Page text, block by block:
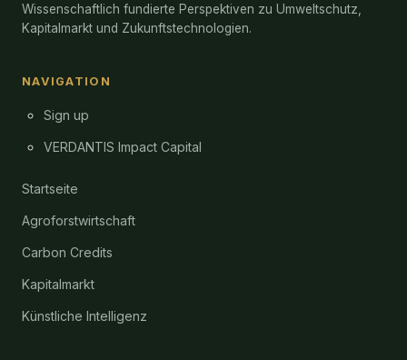
Wissenschaftlich fundierte Perspektiven zu Umweltschutz,
Kapitalmarkt und Zukunftstechnologien.
NAVIGATION
Sign up
VERDANTIS Impact Capital
Startseite
Agroforstwirtschaft
Carbon Credits
Kapitalmarkt
Künstliche Intelligenz